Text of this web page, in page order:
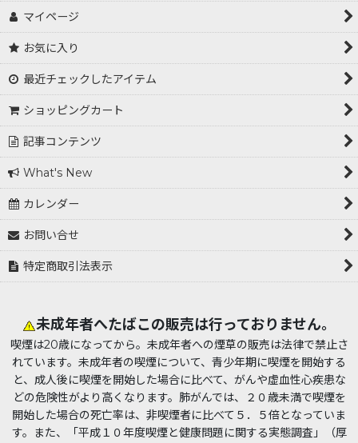
マイページ
お気に入り
最近チェックしたアイテム
ショッピングカート
記事コンテンツ
What's New
カレンダー
お問い合せ
特定商取引法表示
未成年者へたばこの販売は行っておりません。
喫煙は20歳になってから。未成年者への煙草の販売は法律で禁止さ
れています。未成年者の喫煙について、青少年期に喫煙を開始する
と、成人後に喫煙を開始した場合に比べて、がんや虚血性心疾患な
どの危険性がより高くなります。肺がんでは、２０歳未満で喫煙を
開始した場合の死亡率は、非喫煙者に比べて５．５倍となっていま
す。また、「平成１０年度喫煙と健康問題に関する実態調査」（厚